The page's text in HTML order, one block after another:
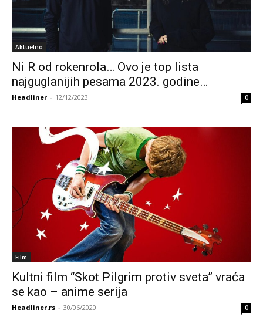
Aktuelno
Ni R od rokenrola… Ovo je top lista
najguglanijih pesama 2023. godine…
Headliner - 12/12/2023 0
Film
Kultni film “Skot Pilgrim protiv sveta” vraća
se kao – anime serija
Headliner.rs - 30/06/2020 0